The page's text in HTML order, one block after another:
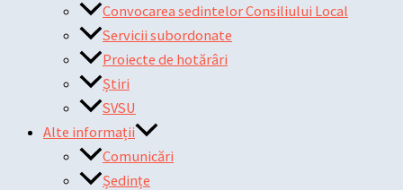
Convocarea sedintelor Consiliului Local
Servicii subordonate
Proiecte de hotărâri
Știri
SVSU
Alte informații
Comunicări
Ședințe